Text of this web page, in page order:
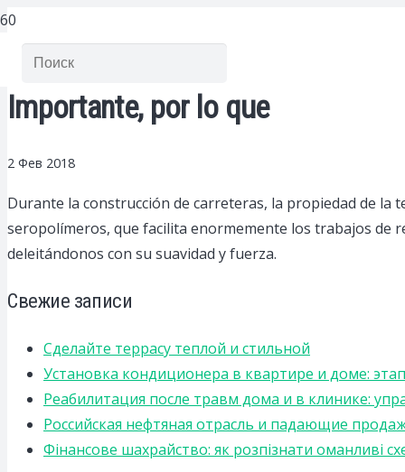
Importante, por lo que
2 Фев 2018
Durante la construcción de carreteras, la propiedad de la
seropolímeros, que facilita enormemente los trabajos de
deleitándonos con su suavidad y fuerza.
Свежие записи
Сделайте террасу теплой и стильной
Установка кондиционера в квартире и доме:
Реабилитация после травм дома и в клинике:
Российская нефтяная отрасль и падающие
Фінансове шахрайство: як розпізнати оманливі